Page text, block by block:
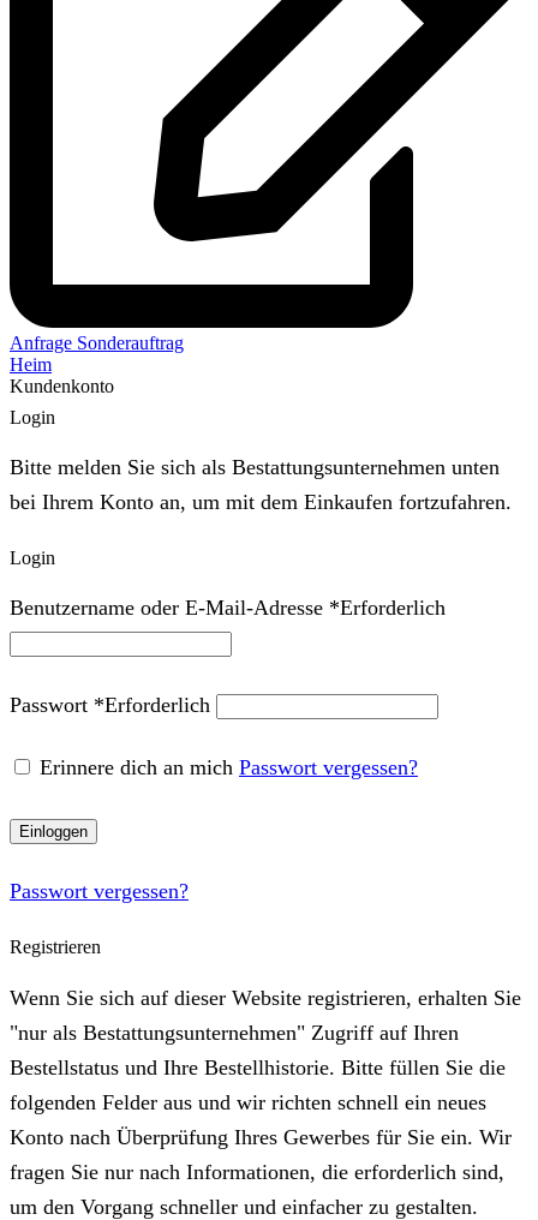
Anfrage Sonderauftrag
Heim
Kundenkonto
Login
Bitte melden Sie sich als Bestattungsunternehmen unten
bei Ihrem Konto an, um mit dem Einkaufen fortzufahren.
Login
Benutzername oder E-Mail-Adresse *Erforderlich
Passwort *Erforderlich
Erinnere dich an mich Passwort vergessen?
Einloggen
Passwort vergessen?
Registrieren
Wenn Sie sich auf dieser Website registrieren, erhalten Sie
"nur als Bestattungsunternehmen" Zugriff auf Ihren
Bestellstatus und Ihre Bestellhistorie. Bitte füllen Sie die
folgenden Felder aus und wir richten schnell ein neues
Konto nach Überprüfung Ihres Gewerbes für Sie ein. Wir
fragen Sie nur nach Informationen, die erforderlich sind,
um den Vorgang schneller und einfacher zu gestalten.